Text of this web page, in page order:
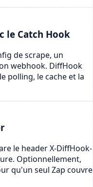
le Catch Hook
de scrape, un
webhook. DiffHook
polling, le cache et la
le header X-DiffHook-
Optionnellement,
qu'un seul Zap couvre